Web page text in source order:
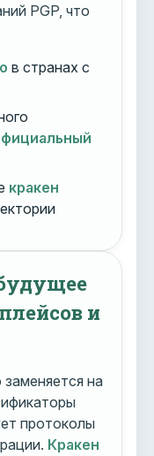
PGP, что
в странах с
кракен
и
на
протоколы
Кракен